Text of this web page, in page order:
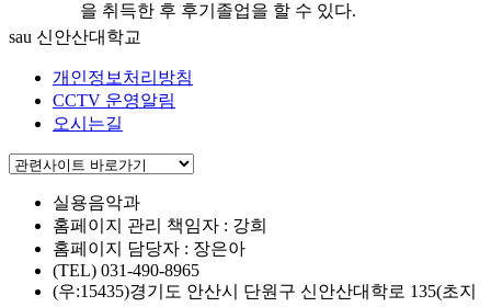
을 취득한 후 후기졸업을 할 수 있다.
sau 신안산대학교
개인정보처리방침
CCTV 운영알림
오시는길
실용음악과
홈페이지 관리 책임자 : 강희
홈페이지 담당자 : 장은아
(TEL) 031-490-8965
(우:15435)경기도 안산시 단원구 신안산대학로 135(초지